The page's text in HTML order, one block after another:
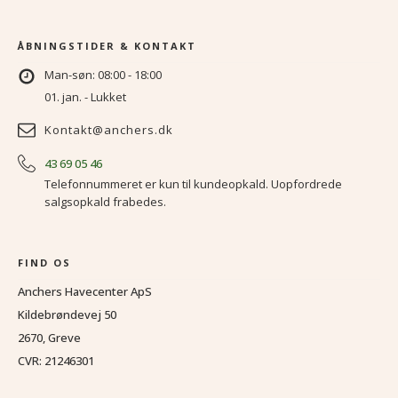
ÅBNINGSTIDER & KONTAKT
Man-søn: 08:00 - 18:00
01. jan. - Lukket
Kontakt@anchers.dk
43 69 05 46
Telefonnummeret er kun til kundeopkald. Uopfordrede
salgsopkald frabedes.
FIND OS
Anchers Havecenter ApS
Kildebrøndevej 50
2670, Greve
CVR: 21246301